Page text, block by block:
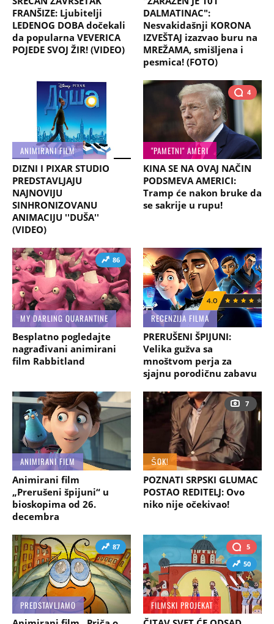
FRANŠIZE: Ljubitelji
LEDENOG DOBA dočekali
da popularna VEVERICA
POJEDE SVOJ ŽIR! (VIDEO)
DALMATINAC":
Nesvakidašnji KORONA
IZVEŠTAJ izazvao buru na
MREŽAMA, smišljena i
pesmica! (FOTO)
ANIMIRANI FILM
DIZNI I PIXAR STUDIO
PREDSTAVLJAJU
NAJNOVIJU
SINHRONIZOVANU
ANIMACIJU ''DUŠA''
(VIDEO)
4
"PAMETNI" AMERI
KINA SE NA OVAJ NAČIN
PODSMEVA AMERICI:
Tramp će nakon bruke da
se sakrije u rupu!
86
MY DARLING QUARANTINE
Besplatno pogledajte
nagrađivani animirani
film Rabbitland
RECENZIJA FILMA
PRERUŠENI ŠPIJUNI:
Velika gužva sa
mnoštvom perja za
sjajnu porodičnu zabavu
ANIMIRANI FILM
Animirani film
„Prerušeni špijuni“ u
bioskopima od 26.
decembra
7
ŠOK!
POZNATI SRPSKI GLUMAC
POSTAO REDITELJ: Ovo
niko nije očekivao!
87
PREDSTAVLJAMO
5
50
FILMSKI PROJEKAT